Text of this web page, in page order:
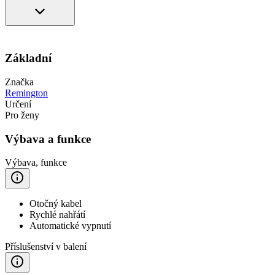
Základní
Značka
Remington
Určení
Pro ženy
Výbava a funkce
Výbava, funkce
Otočný kabel
Rychlé nahřátí
Automatické vypnutí
Příslušenství v balení